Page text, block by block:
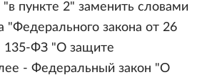
"в пункте 2" заменить словами
"Федерального закона от 26
135-ФЗ "О защите
- Федеральный закон "О